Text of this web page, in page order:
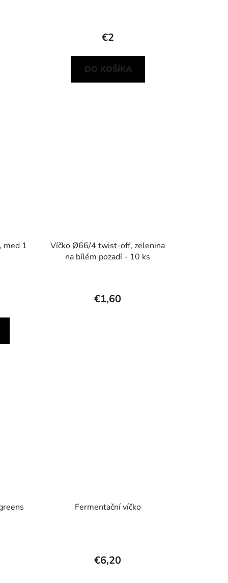
€2
DO KOŠÍKA
med 1
Víčko Ø66/4 twist-off, zelenina
na bílém pozadí - 10 ks
€1,60
Fermentační víčko
€6,20